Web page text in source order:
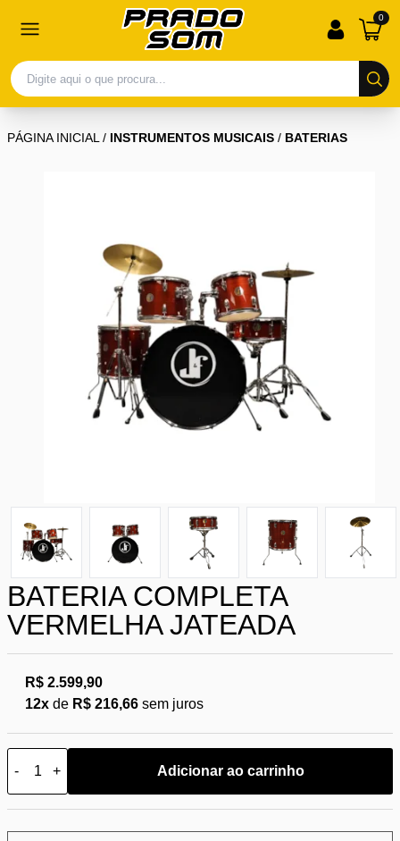
0
PÁGINA INICIAL/ INSTRUMENTOS MUSICAIS / BATERIAS
BATERIA COMPLETA
VERMELHA JATEADA
R$ 2.599,90
12x de R$ 216,66 sem juros
- + Adicionar ao carrinho